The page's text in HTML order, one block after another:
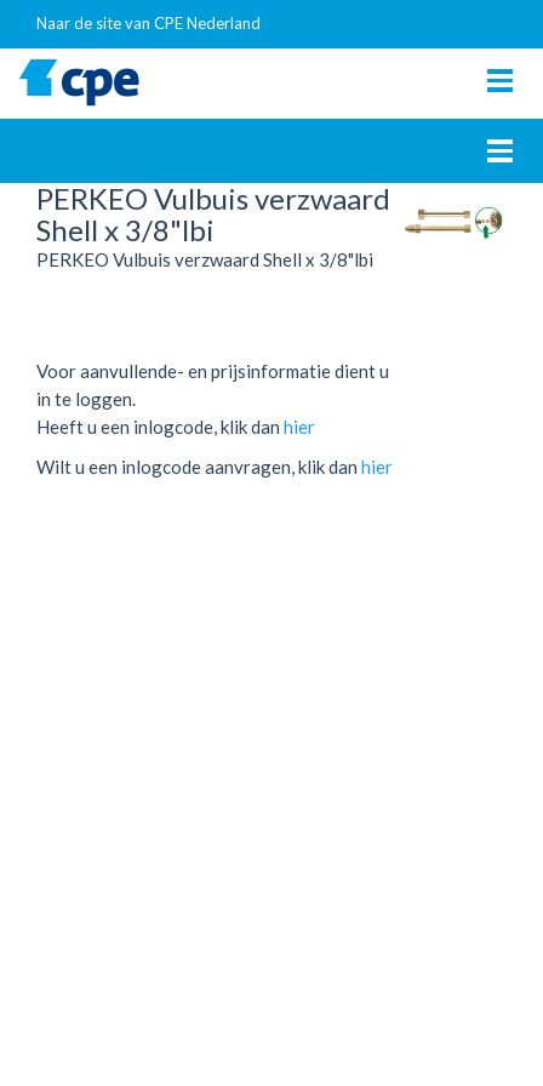
Naar de site van CPE Nederland
PERKEO Vulbuis verzwaard
Shell x 3/8"lbi
PERKEO Vulbuis verzwaard Shell x 3/8"lbi
Voor aanvullende- en prijsinformatie dient u
in te loggen.
Heeft u een inlogcode, klik dan hier
Wilt u een inlogcode aanvragen, klik dan hier